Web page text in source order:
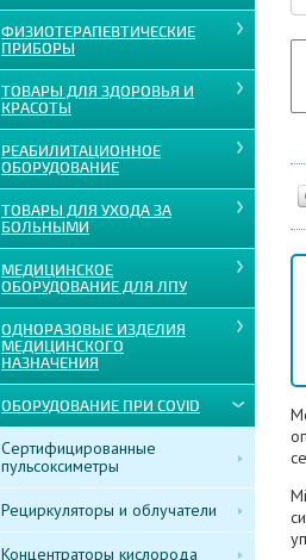
ФИЗИОТЕРАПЕВТИЧЕСКИЕ
ПРИБОРЫ
ТОВАРЫ ДЛЯ ЗДОРОВЬЯ И
КРАСОТЫ
РЕАБИЛИТАЦИОННОЕ
ОБОРУДОВАНИЕ
ТОВАРЫ ДЛЯ УХОДА ЗА
БОЛЬНЫМИ
МЕДИЦИНСКОЕ
ОБОРУДОВАНИЕ ДЛЯ ЛПУ
ОДНОРАЗОВЫЕ ИЗДЕЛИЯ
МЕДИЦИНСКОГО
НАЗНАЧЕНИЯ
ОБОРУДОВАНИЕ ПРИ COVID
Сертифицированные
пульсоксиметры
Рециркуляторы и облучатели
Концентраторы кислорода